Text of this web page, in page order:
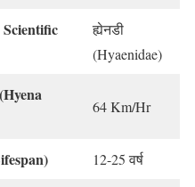
Scientific
ह्येनडी
(Hyaenidae)
64 Km/Hr
12-25 वर्ष